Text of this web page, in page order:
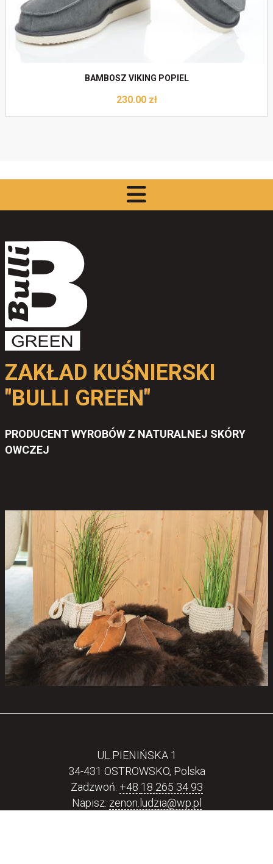
BAMBOSZ VIKING POPIEL
230.00 zł
ZAKŁAD KUŚNIERSKI
"BULLI GREEN"
PRODUCENT WYROBÓW Z NATURALNEJ SKÓRY
OWCZEJ
UL.PIENIŃSKA 1
34-431 OSTROWSKO, Polska
Zadzwoń: +48 18 265 34 93
Napisz: zenon.ludzia@wp.pl